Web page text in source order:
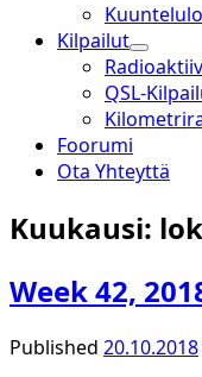
Kilpailut
open
menu
QSL-
Foorumi
Ota Yhteyttä
Kuukausi:
Week 42,
Published 20.10.2018